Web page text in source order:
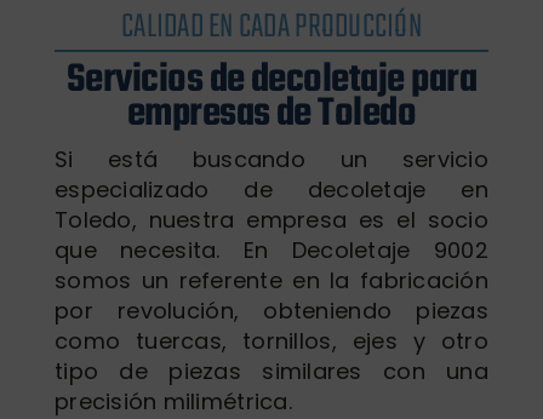
CALIDAD EN CADA PRODUCCIÓN
Servicios de decoletaje para
empresas de Toledo
Si está buscando un servicio
especializado de decoletaje en
Toledo, nuestra empresa es el socio
que necesita. En Decoletaje 9002
somos un referente en la fabricación
por revolución, obteniendo piezas
como tuercas, tornillos, ejes y otro
tipo de piezas similares con una
precisión milimétrica.